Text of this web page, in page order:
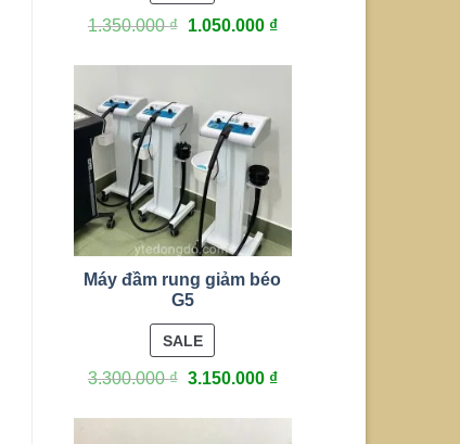
ON
SALE
1.350.000₫ 1.050.000 ₫
Máy đầm rung giảm béo
G5
SALEPRODUCT
SALE
3.300.000₫ 3.150.000 ₫